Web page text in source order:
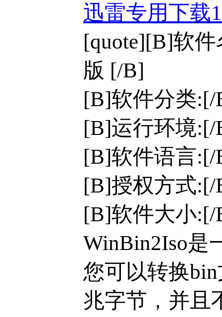
迅雷专用下载
[quote][B]软
版 [/B]
[B]软件分类
[B]运行环境:[/
[B]软件语言:[/
[B]授权方式:[/
[B]软件大小:[/
WinBin2Iso是
您可以转换
兆字节，并且